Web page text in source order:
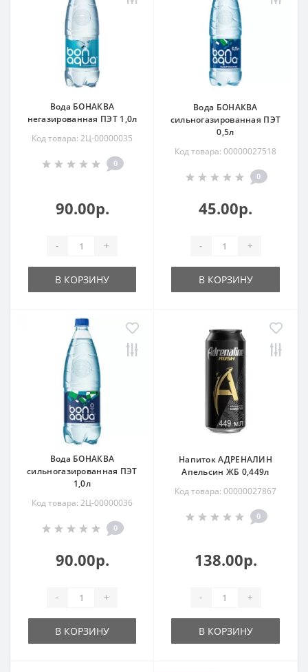
Вода БОНАКВА
негазированная ПЭТ 1,0л
Код товара: 2Ц-00000035
0
90.00р.
- +
В КОРЗИНУ
Вода БОНАКВА
сильногазированная ПЭТ
0,5л
Код товара: 00000027518
0
45.00р.
- +
В КОРЗИНУ
Вода БОНАКВА
сильногазированная ПЭТ
1,0л
Код товара: 2Ц-00000036
0
90.00р.
- +
В КОРЗИНУ
Напиток АДРЕНАЛИН
Апельсин ЖБ 0,449л
Код товара: 00000027867
0
138.00р.
- +
В КОРЗИНУ